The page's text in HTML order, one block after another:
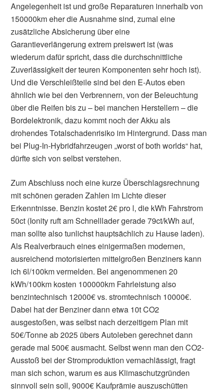
Angelegenheit ist und große Reparaturen innerhalb von
150000km eher die Ausnahme sind, zumal eine
zusätzliche Absicherung über eine
Garantieverlängerung extrem preiswert ist (was
wiederum dafür spricht, dass die durchschnittliche
Zuverlässigkeit der teuren Komponenten sehr hoch ist).
Und die Verschleißteile sind bei den E-Autos eben
ähnlich wie bei den Verbrennern, von der Beleuchtung
über die Reifen bis zu – bei manchen Herstellern – die
Bordelektronik, dazu kommt noch der Akku als
drohendes Totalschadenrisiko im Hintergrund. Dass man
bei Plug-In-Hybridfahrzeugen „worst of both worlds“ hat,
dürfte sich von selbst verstehen.
Zum Abschluss noch eine kurze Überschlagsrechnung
mit schönen geraden Zahlen im Lichte dieser
Erkenntnisse. Benzin kostet 2€ pro l, die kWh Fahrstrom
50ct (Ionity ruft am Schnelllader gerade 79ct/kWh auf,
man sollte also tunlichst hauptsächlich zu Hause laden).
Als Realverbrauch eines einigermaßen modernen,
ausreichend motorisierten mittelgroßen Benziners kann
ich 6l/100km vermelden. Bei angenommenen 20
kWh/100km kosten 100000km Fahrleistung also
benzintechnisch 12000€ vs. stromtechnisch 10000€.
Dabei hat der Benziner dann etwa 10t CO2
ausgestoßen, was selbst nach derzeitigem Plan mit
50€/Tonne ab 2025 übers Autoleben gerechnet dann
gerade mal 500€ ausmacht. Selbst wenn man den CO2-
Ausstoß bei der Stromproduktion vernachlässigt, fragt
man sich schon, warum es aus Klimaschutzgründen
sinnvoll sein soll, 9000€ Kaufprämie auszuschütten